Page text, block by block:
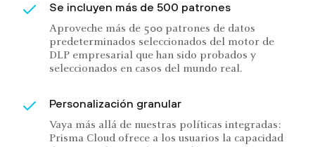
Se incluyen más de 500 patrones
Aproveche más de 500 patrones de datos
predeterminados seleccionados del motor de
DLP empresarial que han sido probados y
seleccionados en casos del mundo real.
Personalización granular
Vaya más allá de nuestras políticas integradas:
Prisma Cloud ofrece a los usuarios la capacidad